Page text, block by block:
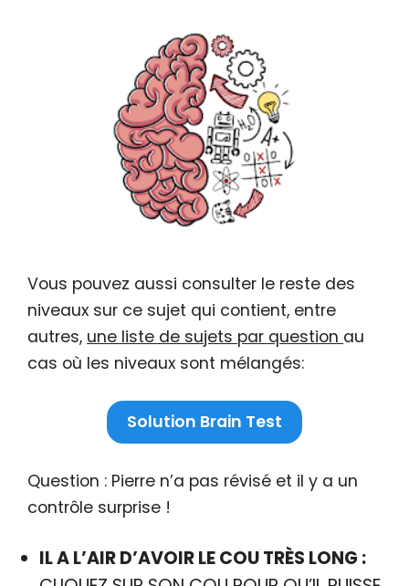
Vous pouvez aussi consulter le reste des
niveaux sur ce sujet qui contient, entre
autres, une liste de sujets par question au
cas où les niveaux sont mélangés:
Solution Brain Test
Question : Pierre n’a pas révisé et il y a un
contrôle surprise !
IL A L’AIR D’AVOIR LE COU TRÈS LONG :